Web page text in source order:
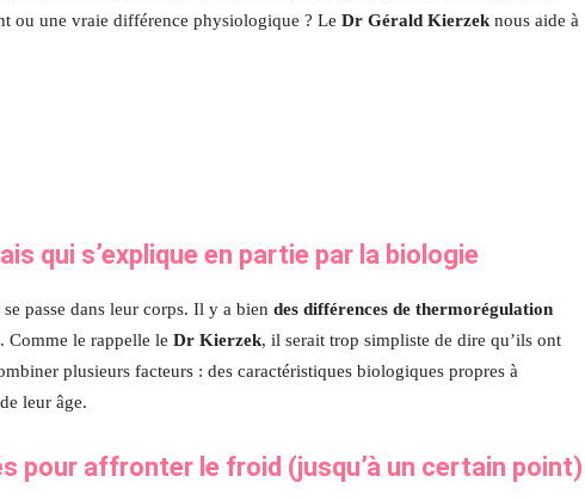
ou une vraie différence physiologique ? Le Dr Gérald Kierzek nous aide à
qui s’explique en partie par la biologie
passe dans leur corps. Il y a bien des différences de thermorégulation
Comme le rappelle le Dr Kierzek, il serait trop simpliste de dire qu’ils ont
plusieurs facteurs : des caractéristiques biologiques propres à
leur âge.
pour affronter le froid (jusqu’à un certain point)